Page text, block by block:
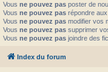
Vous ne pouvez pas poster de
Vous ne pouvez pas répondre
Vous ne pouvez pas modifier vos
Vous ne pouvez pas supprimer
Vous ne pouvez pas joindre des
Index du forum